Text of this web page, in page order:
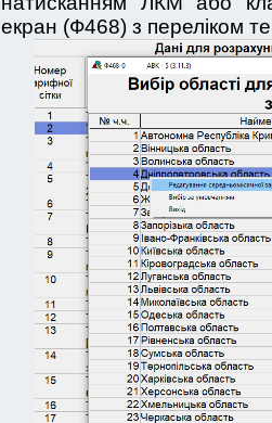
екран (Ф468) з переліком